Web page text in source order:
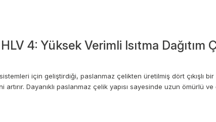
4: Yüksek Verimli Isıtma Dağıtım
için geliştirdiği, paslanmaz çelikten üretilmiş dört çıkışlı
Dayanıklı paslanmaz çelik yapısı sayesinde uzun ömürlü